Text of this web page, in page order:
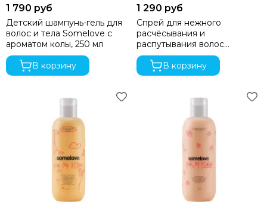
Offspring
Ok Baby
Organic Factory
Osann
Pali
Peg Perego
Red Castle
1 790 руб
Детский шампунь-гель для
волос и тела Somelove с
ароматом колы, 250 мл
В корзину
1 290 руб
Спрей для нежного
расчёсывания и
распутывания волос
Somelove 100мл
В корзину